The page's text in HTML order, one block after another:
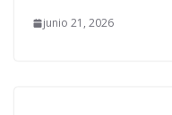
junio 21, 2026